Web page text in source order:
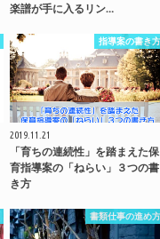
楽譜が手に入るリン…
指導案の書き方
2019.11.21
「育ちの連続性」を踏まえた保
育指導案の「ねらい」３つの書
き方
書類仕事の進め方